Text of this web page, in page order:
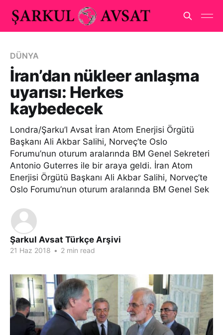
DÜNYA
İran’dan nükleer anlaşma
uyarısı: Herkes
kaybedecek
Londra/Şarku’l Avsat İran Atom Enerjisi Örgütü
Başkanı Ali Akbar Salihi, Norveç’te Oslo
Forumu’nun oturum aralarında BM Genel Sekreteri
Antonio Guterres ile bir araya geldi. İran Atom
Enerjisi Örgütü Başkanı Ali Akbar Salihi, Norveç’te
Oslo Forumu’nun oturum aralarında BM Genel Sek
Şarkul Avsat Türkçe Arşivi
21 Haz 2018 • 2 min read